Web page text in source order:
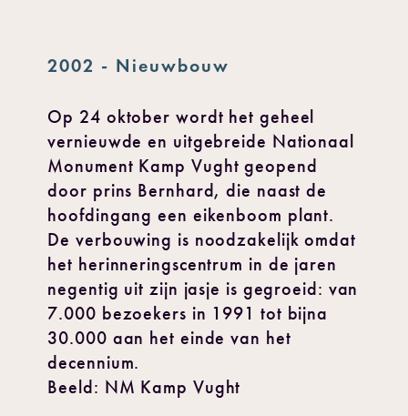
2002 - Nieuwbouw
Op 24 oktober wordt het geheel
vernieuwde en uitgebreide Nationaal
Monument Kamp Vught geopend
door prins Bernhard, die naast de
hoofdingang een eikenboom plant.
De verbouwing is noodzakelijk omdat
het herinneringscentrum in de jaren
negentig uit zijn jasje is gegroeid: van
7.000 bezoekers in 1991 tot bijna
30.000 aan het einde van het
decennium.
Beeld: NM Kamp Vught